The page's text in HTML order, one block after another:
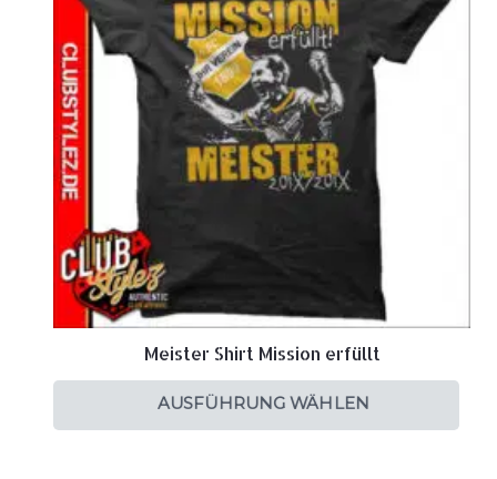
Meister Shirt Mission erfüllt
AUSFÜHRUNG WÄHLEN